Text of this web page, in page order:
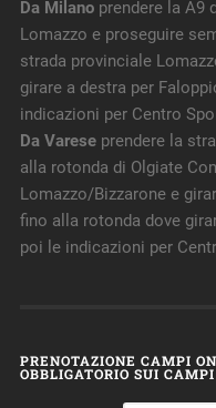
Da Milanoprendere la A9
Lomazzo e proseguire
strada provinciale
girare a destra per
indicazioni per Centro
Da Vareseprendere la
alla rotonda di Olgiate
Lomazzo/Bizzarone e
fino alla rotonda dove
poi le indicazioni per
PRENOTAZIONE CAMPI
OBBLIGATORIO SUI